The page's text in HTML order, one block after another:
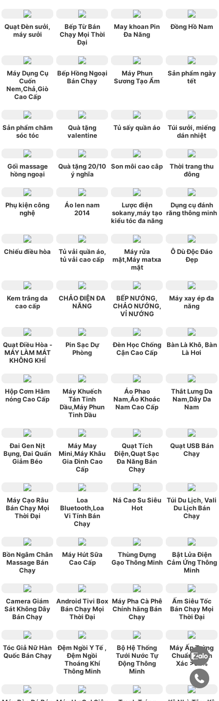
Quạt Đèn sưởi,
máy sưởi
Bếp Từ Bán
Chạy Mọi Thời
Đại
May khoan Pin
Đa Năng
Đồng Hồ Nam
Máy Dụng Cụ
Cuốn
Nem,Chả,Giò
Cao Cấp
Bếp Hồng Ngoại
Bán Chạy
Máy Phun
Sương Tạo Ẩm
Sản phẩm ngày
tết
Sản phẩm chăm
sóc tóc
Quà tặng
valentine
Tủ sấy quần áo
Túi sưởi, miếng
dán nhiệt
Gối massage
hồng ngoại
Quà tặng 20/10
ý nghĩa
Son môi cao câp
Thời trang thu
đông
Phụ kiện công
nghệ
Áo len nam
2014
Lược điện
sokany,máy tạo
kiểu tóc đa năng
Dụng cụ đánh
răng thông minh
Chiếu điều hòa
Tủ vải quần áo,
tủ vải cao cấp
Máy rửa
mặt,Máy matxa
mặt
Ô Dù Độc Đáo
Đẹp
Kem trắng da
cao cấp
CHẢO ĐIỆN ĐA
NĂNG
BẾP NƯỚNG,
CHẢO NƯỚNG,
VỈ NƯỚNG
Máy xay ép đa
năng
Quạt Điều Hòa -
MÁY LÀM MÁT
KHÔNG KHÍ
Pin Sạc Dự
Phòng
Đèn Học Chống
Cận Cao Cấp
Bàn Là Khô, Bàn
Là Hơi
Hộp Cơm Hâm
nóng Cao Cấp
Máy Khuếch
Tán Tinh
Dầu,Máy Phun
Tinh Dầu
Áo Phao
Nam,Áo Khoác
Nam Cao Cấp
Thắt Lưng Da
Nam,Dây Da
Nam
Đai Gen Nịt
Bụng, Đai Quấn
Giảm Béo
Máy May
Mini,Máy Khâu
Gia Đình Cao
Cấp
Quạt Tích
Điện,Quạt Sạc
Đa Năng Bán
Chạy
Quạt USB Bán
Chạy
Máy Cạo Râu
Bán Chạy Mọi
Thời Đại
Loa
Bluetooth,Loa
Vi Tính Bán
Chạy
Ná Cao Su Siêu
Hot
Túi Du Lịch, Vali
Du Lịch Bán
Chạy
Bồn Ngâm Chân
Massage Bán
Chạy
Máy Hút Sữa
Cao Cấp
Thùng Đựng
Gạo Thông Minh
Bật Lửa Điện
Cảm Ứng Thông
Minh
Camera Giám
Sát Không Dây
Bán Chạy
Android Tivi Box
Bán Chạy Mọi
Thời Đại
Máy Pha Cà Phê
Chính hãng Bán
Chạy
Ấm Siêu Tốc
Bán Chạy Mọi
Thời Đại
Tóc Giả Nữ Hàn
Quốc Bán Chạy
Đệm Ngồi Y Tế ,
Đệm Ngồi
Thoáng Khí
Thông Minh
Bộ Hệ Thống
Tưới Nước Tự
Động Thông
Minh
Máy Ấp Trứng
Chuẩn Chính
Xác >95%